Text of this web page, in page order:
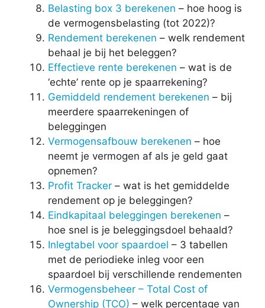
Belasting box 3 berekenen – hoe hoog is
de vermogensbelasting (tot 2022)?
Rendement berekenen – welk rendement
behaal je bij het beleggen?
Effectieve rente berekenen – wat is de
‘echte’ rente op je spaarrekening?
Gemiddeld rendement berekenen – bij
meerdere spaarrekeningen of
beleggingen
Vermogensafbouw berekenen – hoe
neemt je vermogen af als je geld gaat
opnemen?
Profit Tracker – wat is het gemiddelde
rendement op je beleggingen?
Eindkapitaal beleggingen berekenen –
hoe snel is je beleggingsdoel behaald?
Inlegtabel voor spaardoel – 3 tabellen
met de periodieke inleg voor een
spaardoel bij verschillende rendementen
Vermogensbeheer – Total Cost of
Ownership (TCO) – welk percentage van